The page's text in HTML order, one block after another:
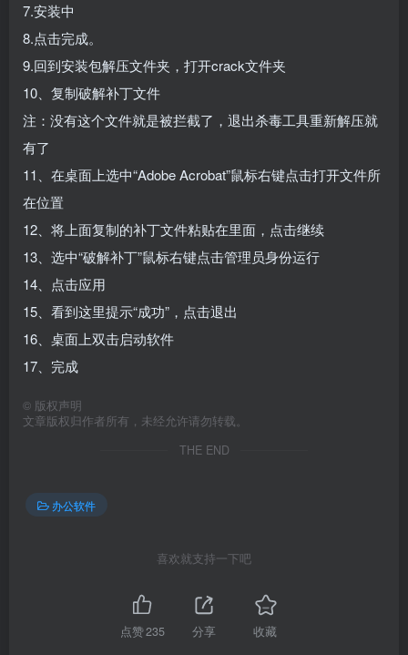
7.安装中
8.点击完成。
9.回到安装包解压文件夹，打开crack文件夹
10、复制破解补丁文件
注：没有这个文件就是被拦截了，退出杀毒工具重新解压就
有了
11、在桌面上选中“Adobe Acrobat”鼠标右键点击打开文件所
在位置
12、将上面复制的补丁文件粘贴在里面，点击继续
13、选中“破解补丁”鼠标右键点击管理员身份运行
14、点击应用
15、看到这里提示“成功”，点击退出
16、桌面上双击启动软件
17、完成
© 版权声明
文章版权归作者所有，未经允许请勿转载。
THE END
办公软件
喜欢就支持一下吧
点赞235 分享 收藏